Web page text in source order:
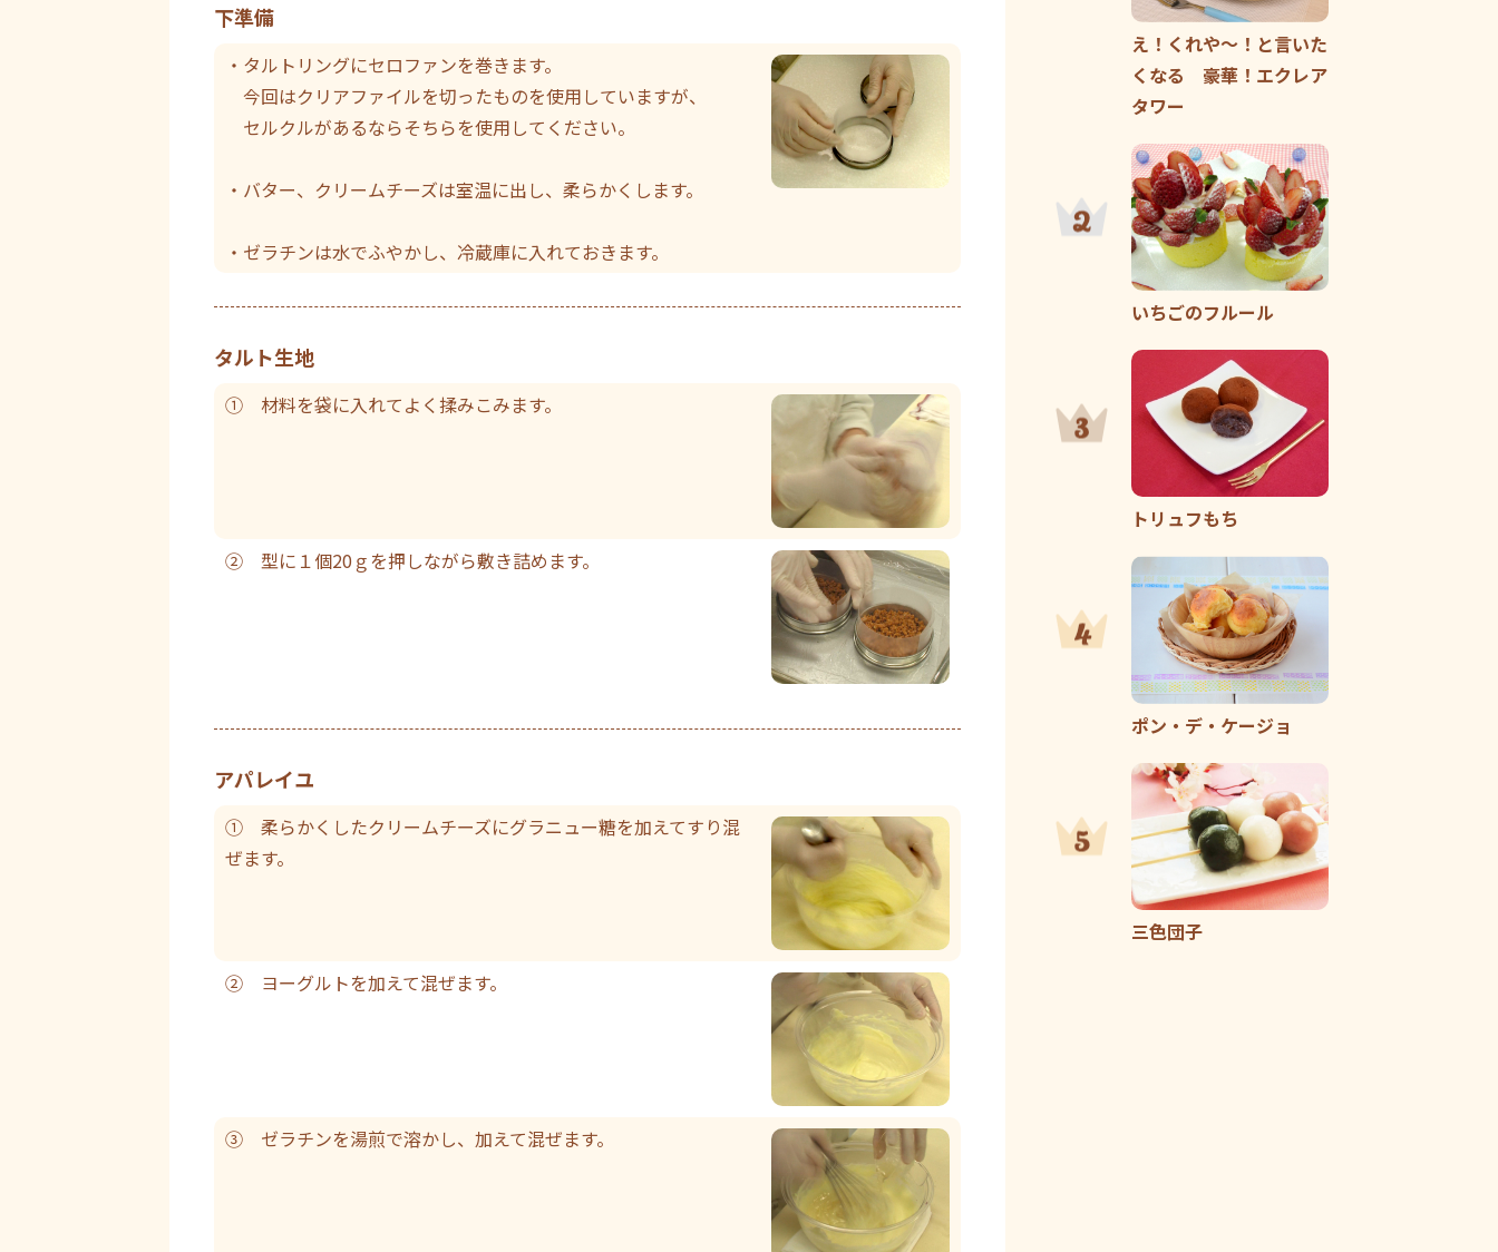
下準備
・タルトリングにセロファンを巻きます。
今回はクリアファイルを切ったものを使用していますが、
セルクルがあるならそちらを使用してください。
・バター、クリームチーズは室温に出し、柔らかくします。
・ゼラチンは水でふやかし、冷蔵庫に入れておきます。
タルト生地
① 材料を袋に入れてよく揉みこみます。
② 型に１個20ｇを押しながら敷き詰めます。
アパレイユ
① 柔らかくしたクリームチーズにグラニュー糖を加えてすり混
ぜます。
② ヨーグルトを加えて混ぜます。
③ ゼラチンを湯煎で溶かし、加えて混ぜます。
え！くれや～！と言いた
くなる 豪華！エクレア
タワー
いちごのフルール
トリュフもち
ポン・デ・ケージョ
三色団子